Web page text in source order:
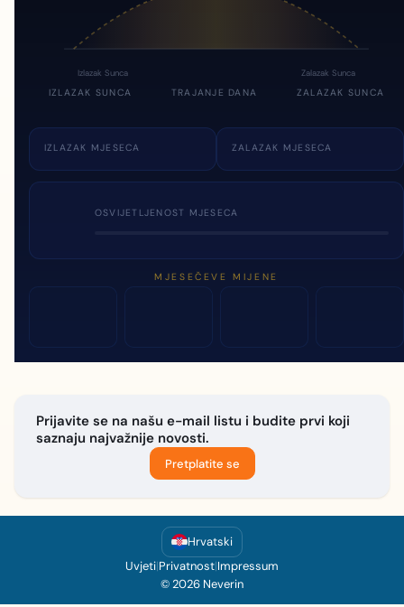
Izlazak Sunca Zalazak Sunca
IZLAZAK SUNCA TRAJANJE DANA ZALAZAK SUNCA
IZLAZAK MJESECA ZALAZAK MJESECA
OSVIJETLJENOST MJESECA
MJESEČEVE MIJENE
Prijavite se na našu e-mail listu i budite prvi koji
saznaju najvažnije novosti.
Pretplatite se
Hrvatski
Uvjeti|Privatnost|Impressum
© 2026 Neverin